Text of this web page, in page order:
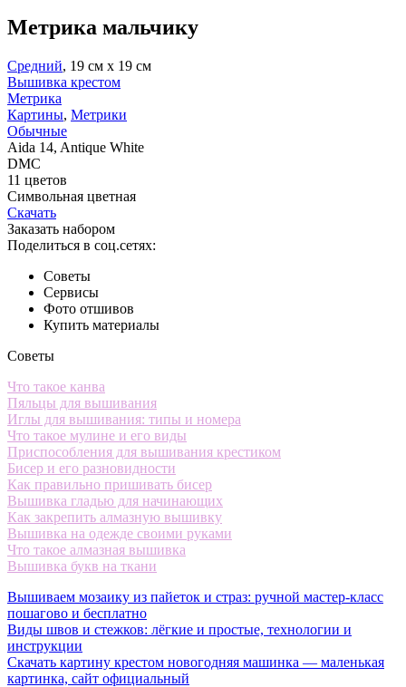
Метрика мальчику
Средний, 19 см х 19 см
Вышивка крестом
Метрика
Картины, Метрики
Обычные
Aida 14, Antique White
DMC
11 цветов
Символьная цветная
Скачать
Заказать набором
Поделиться в соц.сетях:
Советы
Сервисы
Фото отшивов
Купить материалы
Советы
Что такое канва
Пяльцы для вышивания
Иглы для вышивания: типы и номера
Что такое мулине и его виды
Приспособления для вышивания крестиком
Бисер и его разновидности
Как правильно пришивать бисер
Вышивка гладью для начинающих
Как закрепить алмазную вышивку
Вышивка на одежде своими руками
Что такое алмазная вышивка
Вышивка букв на ткани
Вышиваем мозаику из пайеток и страз: ручной мастер-класс
пошагово и бесплатно
Виды швов и стежков: лёгкие и простые, технологии и
инструкции
Скачать картину крестом новогодняя машинка — маленькая
картинка, сайт официальный